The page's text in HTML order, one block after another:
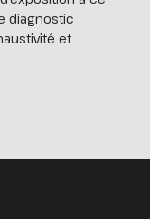
diagnostic
et